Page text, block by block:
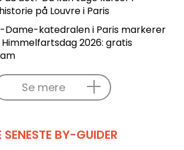
på Louvre i Paris
Dame-katedralen i Paris markerer
Himmelfartsdag 2026: gratis
Se mere
SENESTE BY-GUIDER